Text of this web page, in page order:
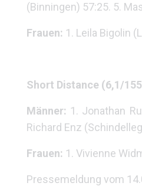
(Binningen) 57:25. 5.
Frauen: 1. Leila Bigolin
Short Distance (6,1/
Männer: 1. Jonathan
Richard Enz
Frauen: 1. Vivienne
Pressemeldung vom